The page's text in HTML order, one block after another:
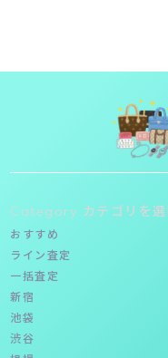
Category カテゴリを選
おすすめ
ライン査定
一括査定
新宿
池袋
渋谷